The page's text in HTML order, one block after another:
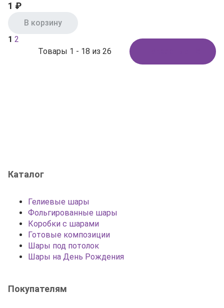
1 ₽
В корзину
Товары 1 - 18 из 26
1 2
Каталог
Гелиевые шары
Фольгированные шары
Коробки с шарами
Готовые композиции
Шары под потолок
Шары на День Рождения
Покупателям